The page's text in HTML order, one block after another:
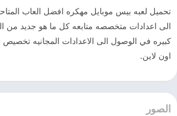
تحميل لعبه بيس موبايل مهكره افضل العاب
الى اعدادات متخصصه متابعه كل ما هو جديد من
كبيره في الوصول الى الاعدادات المجانيه
اون لاين.
الصور